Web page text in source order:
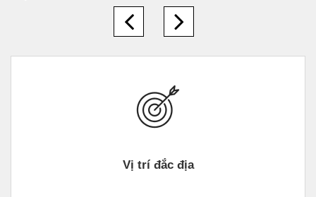
Vị trí đắc địa